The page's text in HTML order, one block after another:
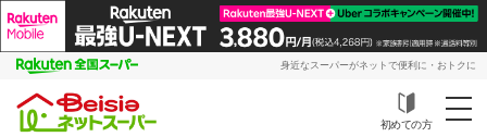
身近なスーパーがネットで便利に・おトクに
初めての方